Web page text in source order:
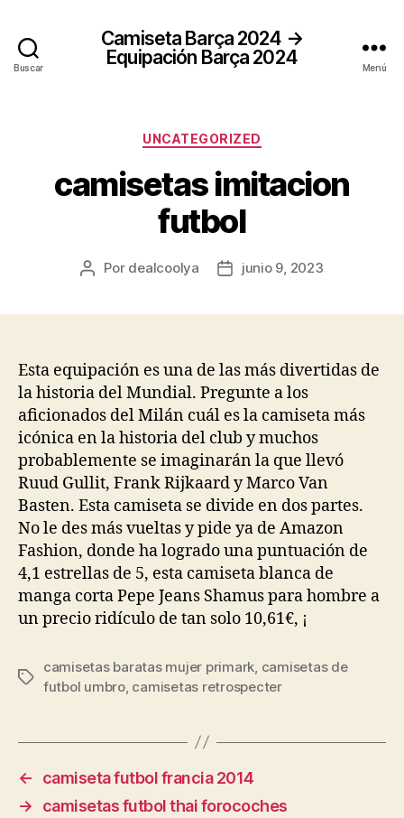
Buscar
Camiseta Barça 2024 →
Equipación Barça 2024
Menú
Categorías
UNCATEGORIZED
camisetas imitacion
futbol
Autor
Por dealcoolya
Fechajunio 9, 2023
Esta equipación es una de las más divertidas de
la historia del Mundial. Pregunte a los
aficionados del Milán cuál es la camiseta más
icónica en la historia del club y muchos
probablemente se imaginarán la que llevó
Ruud Gullit, Frank Rijkaard y Marco Van
Basten. Esta camiseta se divide en dos partes.
No le des más vueltas y pide ya de Amazon
Fashion, donde ha logrado una puntuación de
4,1 estrellas de 5, esta camiseta blanca de
manga corta Pepe Jeans Shamus para hombre a
un precio ridículo de tan solo 10,61€, ¡
Etiquetas
camisetas baratas mujer primark camisetas de
futbol umbro, camisetas retrospecter
←
camiseta futbol francia 2014
→
camisetas futbol thai forocoches